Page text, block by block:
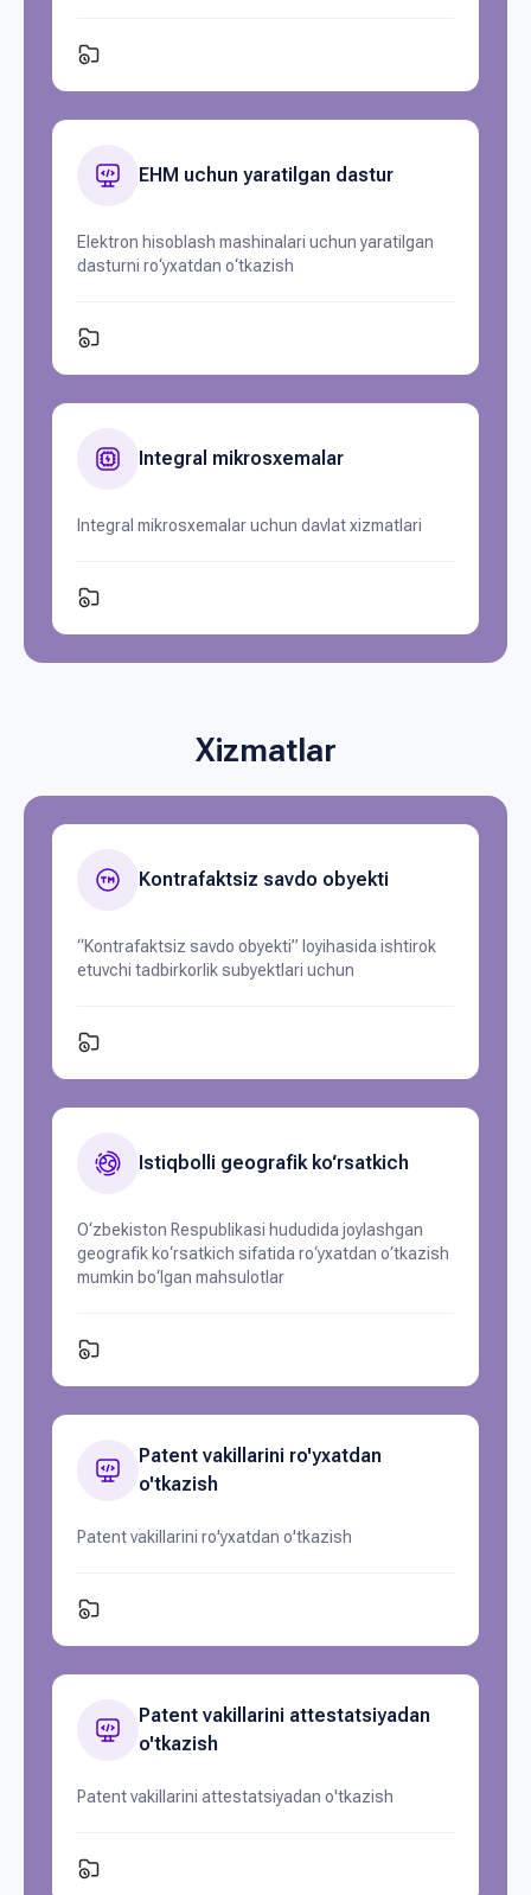
EHM uchun yaratilgan dastur
Elektron hisoblash mashinalari uchun yaratilgan
dasturni ro‘yxatdan o‘tkazish
Integral mikrosxemalar
Integral mikrosxemalar uchun davlat xizmatlari
Xizmatlar
Kontrafaktsiz savdo obyekti
“Kontrafaktsiz savdo obyekti” loyihasida ishtirok
etuvchi tadbirkorlik subyektlari uchun
Istiqbolli geografik ko‘rsatkich
O‘zbekiston Respublikasi hududida joylashgan
geografik ko‘rsatkich sifatida ro‘yxatdan o‘tkazish
mumkin bo‘lgan mahsulotlar
Patent vakillarini ro'yxatdan
o'tkazish
Patent vakillarini ro'yxatdan o'tkazish
Patent vakillarini attestatsiyadan
o'tkazish
Patent vakillarini attestatsiyadan o'tkazish